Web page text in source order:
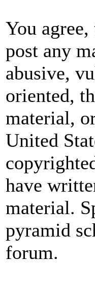
You
post any
abusive,
oriented,
material,
United
have
material.
pyramid
forum.